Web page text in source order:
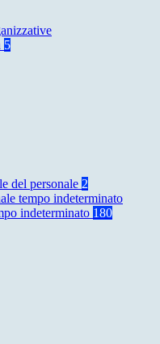
5
del personale 2
tempo indeterminato
indeterminato 180